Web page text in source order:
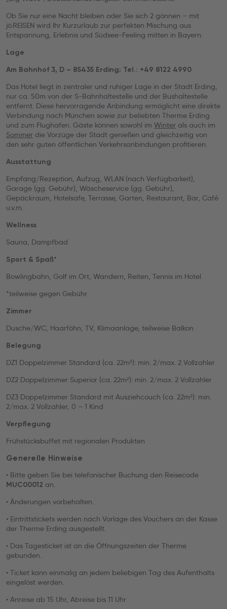
Ob Sie nur eine Nacht bleiben oder Sie sich 2 gönnen – mit
jö.REISEN wird Ihr Kurzurlaub zur perfekten Mischung aus
Entspannung, Erlebnis und Südsee-Feeling mitten in Bayern.
Lage
Am Bahnhof 3, D – 85435 Erding; Tel.: +49 8122 4990
Das Hotel liegt in zentraler und ruhiger Lage in der Stadt Erding,
nur ca. 50m von der S-Bahnhaltestelle und der Bushaltestelle
entfernt. Diese hervorragende Anbindung ermöglicht eine direkte
Verbindung nach München sowie zur beliebten Therme Erding
und zum Flughafen. Gäste können sowohl im Winter als auch im
Sommer die Vorzüge der Stadt genießen und gleichzeitig von
den sehr guten öffentlichen Verkehrsanbindungen profitieren.
Ausstattung
Empfang/Rezeption, Aufzug, WLAN (nach Verfügbarkeit),
Garage (gg. Gebühr), Wäscheservice (gg. Gebühr),
Gepäckraum, Hotelsafe, Terrasse, Garten, Restaurant, Bar, Café
u.v.m.
Wellness
Sauna, Dampfbad
Sport & Spaß*
Bowlingbahn, Golf im Ort, Wandern, Reiten, Tennis im Hotel
*teilweise gegen Gebühr
Zimmer
Dusche/WC, Haarföhn, TV, Klimaanlage, teilweise Balkon
Belegung
DZ1 Doppelzimmer Standard (ca. 22m²): min. 2/max. 2 Vollzahler
DZ2 Doppelzimmer Superior (ca. 22m²): min. 2/max. 2 Vollzahler
DZ3 Doppelzimmer Standard mit Ausziehcouch (ca. 22m²): min.
2/max. 2 Vollzahler, 0 – 1 Kind
Verpflegung
Frühstücksbuffet mit regionalen Produkten
Generelle Hinweise
• Bitte geben Sie bei telefonischer Buchung den Reisecode
MUC00012 an.
• Änderungen vorbehalten.
• Eintrittstickets werden nach Vorlage des Vouchers an der Kasse
der Therme Erding ausgestellt.
• Das Tagesticket ist an die Öffnungszeiten der Therme
gebunden.
• Ticket kann einmalig an jedem beliebigen Tag des Aufenthalts
eingelöst werden.
• Anreise ab 15 Uhr, Abreise bis 11 Uhr